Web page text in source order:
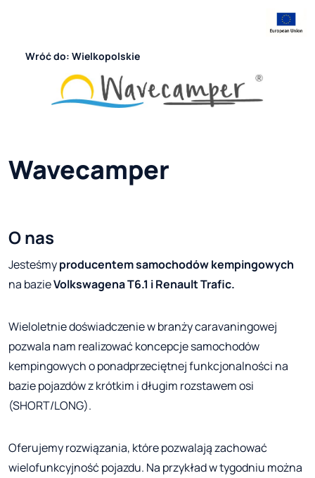
Wróć do: Wielkopolskie
Wavecamper
O nas
Jesteśmyproducentem samochodów kempingowych
na bazieVolkswagena T6.1 i Renault Trafic.
Wieloletnie doświadczenie w branży caravaningowej
pozwala nam realizować koncepcje samochodów
kempingowych o ponadprzeciętnej funkcjonalności na
bazie pojazdów z krótkim i długim rozstawem osi
(SHORT/LONG).
Oferujemy rozwiązania, które pozwalają zachować
wielofunkcyjność pojazdu. Na przykład w tygodniu można